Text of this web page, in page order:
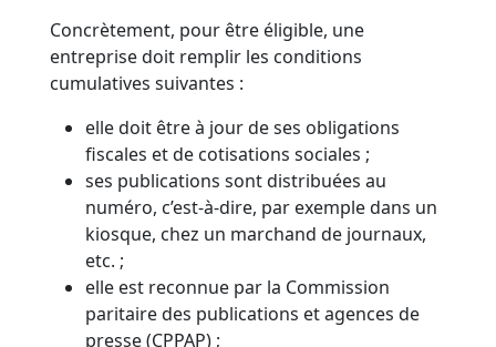
Concrètement, pour être éligible, une
entreprise doit remplir les conditions
cumulatives suivantes :
elle doit être à jour de ses obligations
fiscales et de cotisations sociales ;
ses publications sont distribuées au
numéro, c’est-à-dire, par exemple dans un
kiosque, chez un marchand de journaux,
etc. ;
elle est reconnue par la Commission
paritaire des publications et agences de
presse (CPPAP) ;